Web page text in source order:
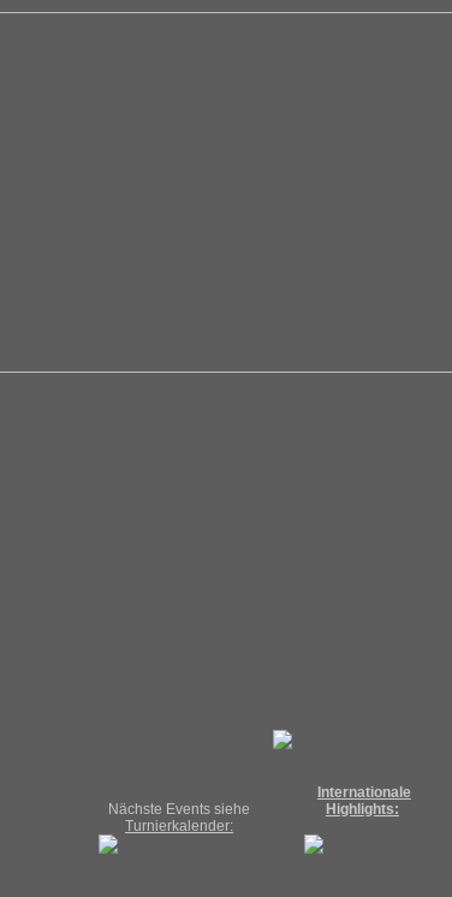
Nächste Events siehe
Turnierkalender:
Internationale
Highlights: